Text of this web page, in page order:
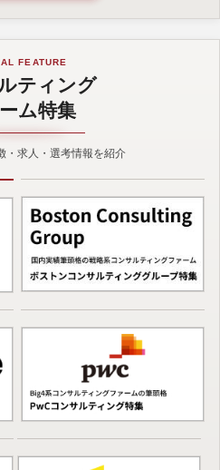
FEATURE
ティング
ム特集
・求人・選考情報を紹介